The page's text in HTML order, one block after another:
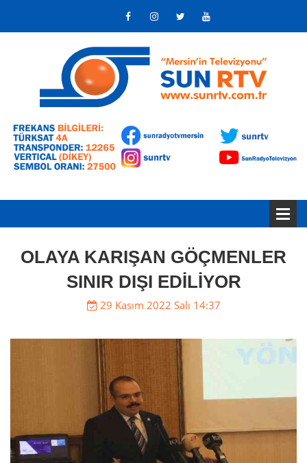
OLAYA KARIŞAN GÖÇMENLER
SINIR DIŞI EDİLİYOR
29 Kasım 2022 Salı 14:37